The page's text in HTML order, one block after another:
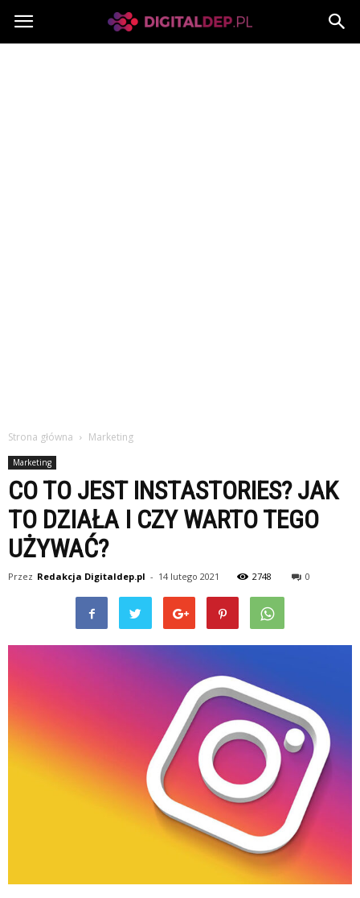
Digitaldep.pl
Strona główna Marketing
Marketing
CO TO JEST INSTASTORIES? JAK
TO DZIAŁA I CZY WARTO TEGO
UŻYWAĆ?
Przez Redakcja Digitaldep.pl - 14 lutego 2021 2748 0